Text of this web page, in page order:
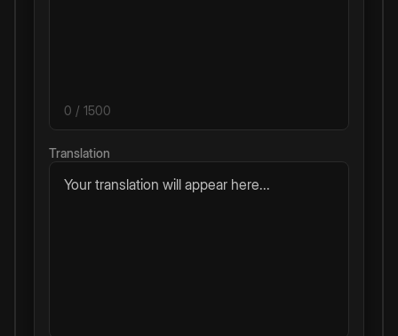
0 / 1500
Translation
Your translation will appear here...